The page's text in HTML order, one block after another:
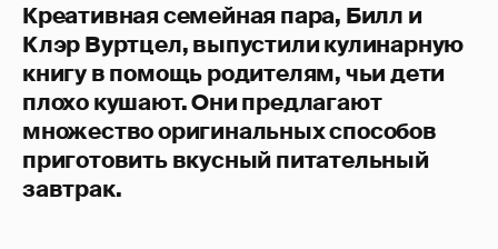
Креативная семейная пара, Билл и
Клэр Вуртцел, выпустили кулинарную
книгу в помощь родителям, чьи дети
плохо кушают. Они предлагают
множество оригинальных способов
приготовить вкусный питательный
завтрак.